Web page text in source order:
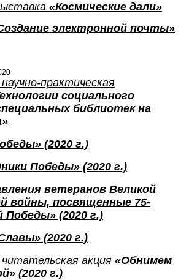
«Космические дали»
электронной почты»
практическая
социального
библиотек на
(2020 г.)
Победы» (2020 г.)
ветеранов Великой
войны, посвященные 75-
(2020 г.)
(2020 г.)
читательская акция «Обнимем
(2020 г.)